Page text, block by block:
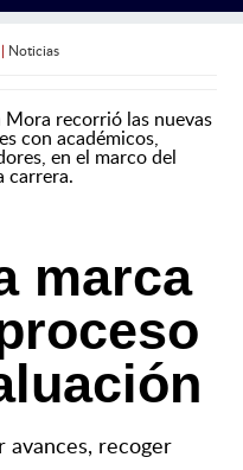
Noticias
Mora recorrió las nuevas
con académicos,
en el marco del
carrera.
marca
avances, recoger